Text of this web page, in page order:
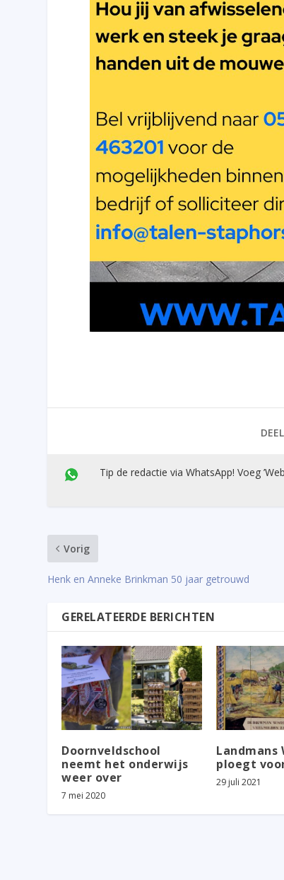
Tip de redactie via WhatsApp! Voeg
Vorig
Henk en Anneke Brinkman 50 jaar getrouwd
GERELATEERDE BERICHTEN
Doornveldschool
neemt het onderwijs
weer over
7 mei 2020
Landmans
ploegt
29 juli 2021